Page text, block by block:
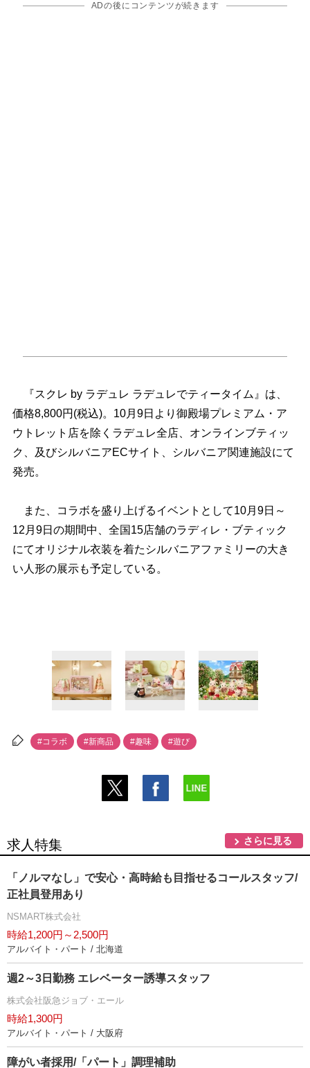
ADの後にコンテンツが続きます
『スクレ by ラデュレ ラデュレでティータイム』は、
価格8,800円(税込)。10月9日より御殿場プレミアム・ア
ウトレット店を除くラデュレ全店、オンラインブティッ
ク、及びシルバニアECサイト、シルバニア関連施設にて
発売。
また、コラボを盛り上げるイベントとして10月9日～
12月9日の期間中、全国15店舗のラディレ・ブティック
にてオリジナル衣装を着たシルバニアファミリーの大き
い人形の展示も予定している。
#コラボ #新商品 #趣味 #遊び
求人特集 さらに見る
「ノルマなし」で安心・高時給も目指せるコールスタッフ/
正社員登用あり
NSMART株式会社
時給1,200円～2,500円
アルバイト・パート / 北海道
週2～3日勤務 エレベーター誘導スタッフ
株式会社阪急ジョブ・エール
時給1,300円
アルバイト・パート / 大阪府
障がい者採用/「パート」調理補助